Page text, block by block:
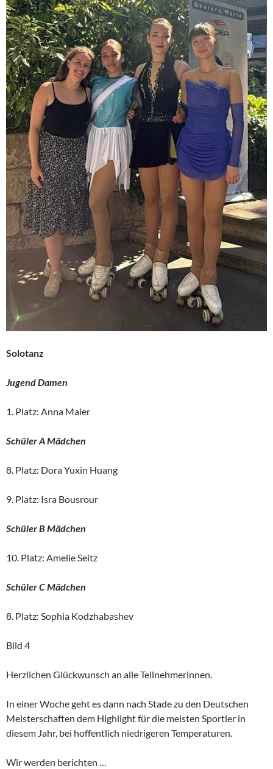
Solotanz
Jugend Damen
1. Platz: Anna Maier
Schüler A Mädchen
8. Platz: Dora Yuxin Huang
9. Platz: Isra Bousrour
Schüler B Mädchen
10. Platz: Amelie Seitz
Schüler C Mädchen
8. Platz: Sophia Kodzhabashev
Bild 4
Herzlichen Glückwunsch an alle Teilnehmerinnen.
In einer Woche geht es dann nach Stade zu den Deutschen
Meisterschaften dem Highlight für die meisten Sportler in
diesem Jahr, bei hoffentlich niedrigeren Temperaturen.
Wir werden berichten …